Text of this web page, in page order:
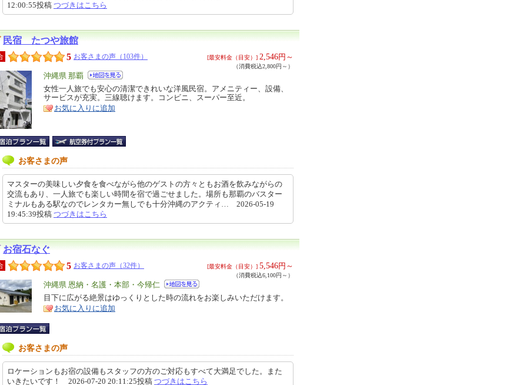
12:00:55投稿 つづきはこちら
民宿 たつや旅館
5 お客さまの声（103件） [最安料金（目安）] 2,546円～
（消費税込2,800円～）
エ
リ
ア
沖縄県 那覇
特
徴
女性一人旅でも安心の清潔できれいな洋風民宿。アメニティー、設備、
サービスが充実。三線聴けます。コンビニ、スーパー至近。
お気に入りに追加
お客さまの声
マスターの美味しい夕食を食べながら他のゲストの方々ともお酒を飲みながらの
交流もあり、一人旅でも楽しい時間を宿で過ごせました。場所も那覇のバスター
ミナルもある駅なのでレンタカー無しでも十分沖縄のアクティ… 2026-05-19
19:45:39投稿 つづきはこちら
お宿石なぐ
5 お客さまの声（32件） [最安料金（目安）] 5,546円～
（消費税込6,100円～）
エ
リ
ア
沖縄県 恩納・名護・本部・今帰仁
特
徴
目下に広がる絶景はゆっくりとした時の流れをお楽しみいただけます。
お気に入りに追加
お客さまの声
ロケーションもお宿の設備もスタッフの方のご対応もすべて大満足でした。また
いきたいです！ 2026-07-20 20:11:25投稿 つづきはこちら